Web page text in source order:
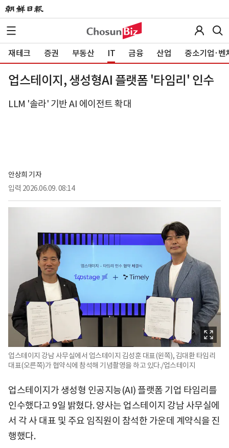
재테크 증권 부동산 IT 금융 산업 중소기업·벤
업스테이지, 생성형AI 플랫폼 '타임리' 인수
LLM '솔라' 기반 AI 에이전트 확대
안상희 기자
입력 2026.06.09. 08:14
업스테이지 강남 사무실에서 업스테이지 김성훈 대표(왼쪽), 김대환 타임리
대표(오른쪽)가 협약식에 참석해 기념촬영을 하고 있다./업스테이지
업스테이지가 생성형 인공지능(AI) 플랫폼 기업 타임리를
인수했다고 9일 밝혔다. 양사는 업스테이지 강남 사무실에
서 각 사 대표 및 주요 임직원이 참석한 가운데 계약식을 진
행했다.